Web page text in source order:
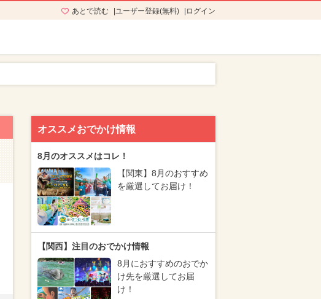
あとで読む ユーザー登録(無料) ログイン
オススメおでかけ情報
8月のオススメはコレ！
【関東】8月のおすすめ
を厳選してお届け！
【関西】注目のおでかけ情報
8月におすすめのおでか
け先を厳選してお届
け！